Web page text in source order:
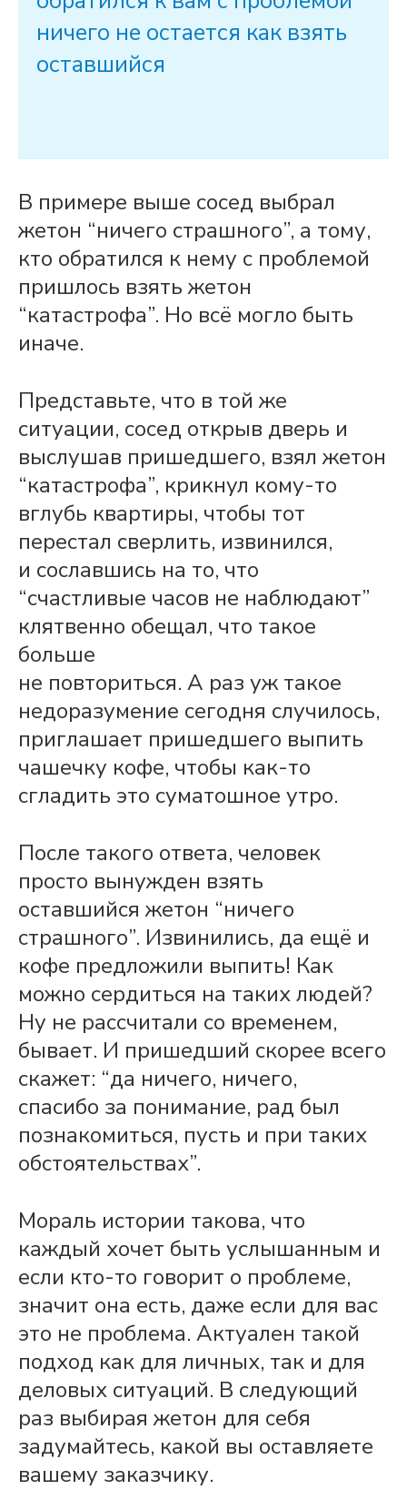
ничего не остается как взять
оставшийся
В примере выше сосед выбрал
жетон “ничего страшного”, а тому,
кто обратился к нему с проблемой
пришлось взять жетон
“катастрофа”. Но всё могло быть
иначе.
Представьте, что в той же
ситуации, сосед открыв дверь и
выслушав пришедшего, взял жетон
“катастрофа”, крикнул кому-то
вглубь квартиры, чтобы тот
перестал сверлить, извинился,
и сославшись на то, что
“счастливые часов не наблюдают”
клятвенно обещал, что такое
больше
не повториться. А раз уж такое
недоразумение сегодня случилось,
приглашает пришедшего выпить
чашечку кофе, чтобы как-то
сгладить это суматошное утро.
После такого ответа, человек
просто вынужден взять
оставшийся жетон “ничего
страшного”. Извинились, да ещё и
кофе предложили выпить! Как
можно сердиться на таких людей?
Ну не рассчитали со временем,
бывает. И пришедший скорее всего
скажет: “да ничего, ничего,
спасибо за понимание, рад был
познакомиться, пусть и при таких
обстоятельствах”.
Мораль истории такова, что
каждый хочет быть услышанным и
если кто-то говорит о проблеме,
значит она есть, даже если для вас
это не проблема. Актуален такой
подход как для личных, так и для
деловых ситуаций. В следующий
раз выбирая жетон для себя
задумайтесь, какой вы оставляете
вашему заказчику.